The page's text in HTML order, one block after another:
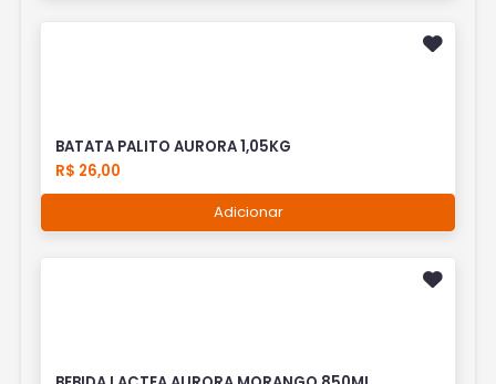
BATATA PALITO AURORA 1,05KG
R$ 26,00
Adicionar